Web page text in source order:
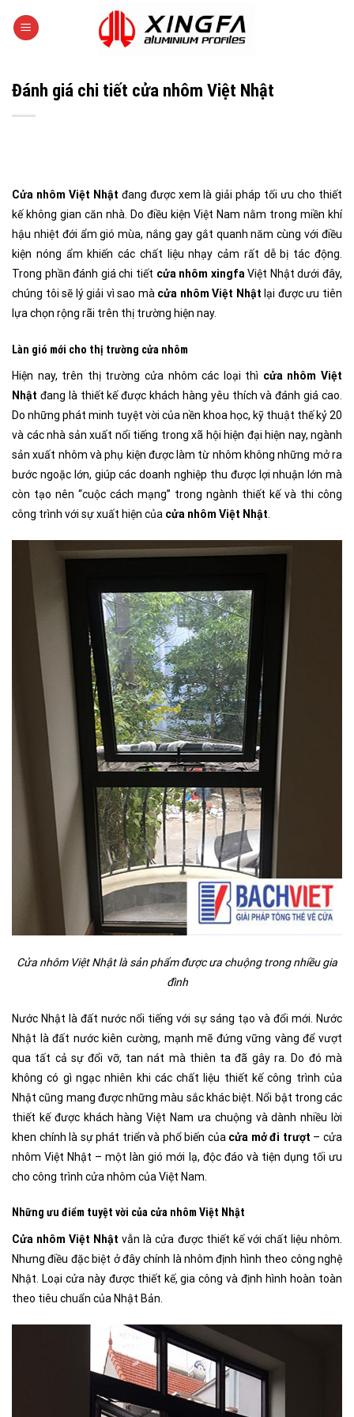
Đánh giá chi tiết cửa nhôm Việt Nhật
Cửa nhôm Việt Nhật đang được xem là giải pháp tối ưu cho thiết
kế không gian căn nhà. Do điều kiện Việt Nam nằm trong miền khí
hậu nhiệt đới ẩm gió mùa, nắng gay gắt quanh năm cùng với điều
kiện nóng ẩm khiến các chất liệu nhạy cảm rất dễ bị tác động.
Trong phần đánh giá chi tiết cửa nhôm xingfa Việt Nhật dưới đây,
chúng tôi sẽ lý giải vì sao mà cửa nhôm Việt Nhật lại được ưu tiên
lựa chọn rộng rãi trên thị trường hiện nay.
Làn gió mới cho thị trường cửa nhôm
Hiện nay, trên thị trường cửa nhôm các loại thì cửa nhôm Việt
Nhật đang là thiết kế được khách hàng yêu thích và đánh giá cao.
Do những phát minh tuyệt vời của nền khoa học, kỹ thuật thế kỷ 20
và các nhà sản xuất nổi tiếng trong xã hội hiện đại hiện nay, ngành
sản xuất nhôm và phụ kiện được làm từ nhôm không những mở ra
bước ngoặc lớn, giúp các doanh nghiệp thu được lợi nhuận lớn mà
còn tạo nên “cuộc cách mạng” trong ngành thiết kế và thi công
công trình với sự xuất hiện của cửa nhôm Việt Nhật
Cửa nhôm Việt Nhật là sản phẩm được ưa chuộng trong nhiều gia
đình
Nước Nhật là đất nước nổi tiếng với sự sáng tạo và đổi mới. Nước
Nhật là đất nước kiên cường, mạnh mẽ đứng vững vàng để vượt
qua tất cả sự đổi vỡ, tan nát mà thiên ta đã gây ra. Do đó mà
không có gì ngạc nhiên khi các chất liệu thiết kế công trình của
Nhật cũng mang được những màu sắc khác biệt. Nổi bật trong các
thiết kế được khách hàng Việt Nam ưa chuộng và dành nhiều lời
khen chính là sự phát triển và phổ biến của cửa mở đi trượt – cửa
nhôm Việt Nhật – một làn gió mới lạ, độc đáo và tiện dụng tối ưu
cho công trình cửa nhôm của Việt Nam.
Những ưu điểm tuyệt vời của cửa nhôm Việt Nhật
Cửa nhôm Việt Nhậtvẫn là cửa được thiết kế với chất liệu nhôm.
Nhưng điều đặc biệt ở đây chính là nhôm định hình theo công nghệ
Nhật. Loại cửa này được thiết kế, gia công và định hình hoàn toàn
theo tiêu chuẩn của Nhật Bản.